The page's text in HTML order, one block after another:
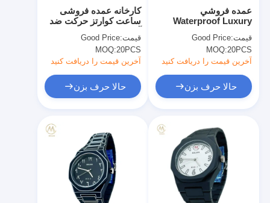
کارخانه عمده فروشی
ساعت کوارتز حرکت ضد
قیمت:Good Price
MOQ:20PCS
آخرین قیمت را دریافت کنید
حالا حرف بزن
عمده فروشي
Waterproof Luxury
Resin Rubber
Wristwatch
قیمت:Good Price
MOQ:20PCS
آخرین قیمت را دریافت کنید
حالا حرف بزن